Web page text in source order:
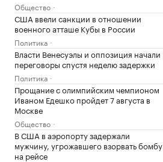
Общество
США ввели санкции в отношении
военного атташе Кубы в России
Политика
Власти Венесуэлы и оппозиция начали
переговоры спустя неделю задержки
Политика
Прощание с олимпийским чемпионом
Иваном Едешко пройдет 7 августа в
Москве
Общество
В США в аэропорту задержали
мужчину, угрожавшего взорвать бомбу
на рейсе